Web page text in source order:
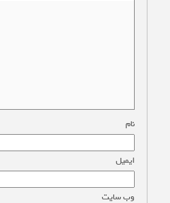
نام
ایمیل
وب‌ سایت